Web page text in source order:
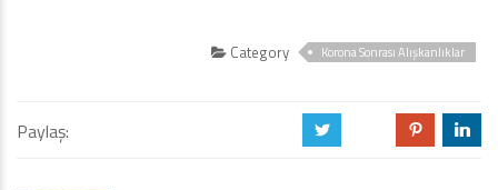
Category Korona Sonrası Alışkanlıklar
Paylaş: a d j